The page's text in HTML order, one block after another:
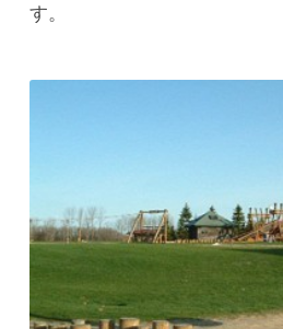
す。